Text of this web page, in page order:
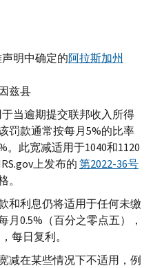
明中确定的阿拉斯加州
兹县
当逾期提交联邦收入所得
罚款通常按每月5%的比率
此宽减适用于1040和1120
上发布的第2022-36号
。
和利息仍将适用于任何未缴
0.5%（百分之零点五），
每日复利。
减在某些情况下不适用，例